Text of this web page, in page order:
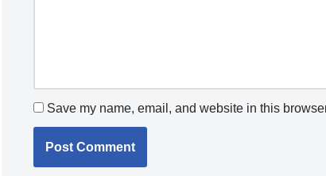
Save my name, email, and website in this